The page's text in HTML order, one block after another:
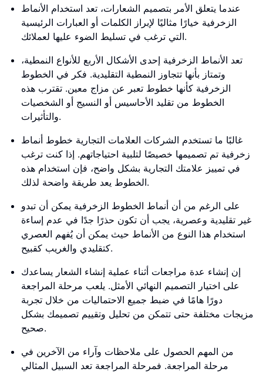
عندما يتعلق الأمر بتصميم الشعارات، تعد استخدام الأنماط
الزخرفية خيارًا مثاليًا لإبراز الكلمات أو العبارات الرئيسية
التي ترغب في تسليط الضوء عليها لعملائك.
تعد الأنماط الزخرفية إحدى الأشكال الأربع للأنواع النمطية،
وتمتاز بأنها تتجاوز النمطية التقليدية. فكر في الخطوط
الزخرفية كأنها خطوط تعبر عن مزاج معين. تقترب هذه
الخطوط من تقليد الأحاسيس أو النسيج أو الشخصيات
والتأثيرات.
غالبًا ما تستخدم الشركات العلامات التجارية خطوط أنماط
زخرفية تم تصميمها خصيصًا لتلبية احتياجاتهم. إذا كنت ترغب
في تمييز علامتك التجارية بشكل واضح، فإن استخدام هذه
الخطوط يعد طريقة واضحة لذلك.
على الرغم من أن أنماط الخطوط الزخرفية يمكن أن تبدو
غير تقليدية وعصرية، يجب أن تكون حذرًا جدًا في عدم إساءة
استخدام هذا النوع من الأنماط حيث يمكن أن يُفهم العصري
كتقليدي والغريب كقبيح.
إن إنشاء عدة مراجعات أثناء عملية إنشاء الشعار يساعدك
على اختيار التصميم النهائي الأمثل. يلعب مرحلة المراجعة
دورًا هامًا في ضبط جميع الاحتماليات من خلال تجربة
مزيجات مختلفة حتى تتمكن من تحليل وتقييم تصميمك بشكل
صحيح.
من المهم الحصول على ملاحظات وآراء من الآخرين في
مرحلة المراجعة. فمرحلة المراجعة تعد السبيل المثالي